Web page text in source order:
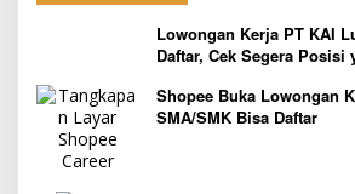
Lowongan Kerja PT KAI
Daftar, Cek Segera Posisi
Shopee Buka Lowongan
SMA/SMK Bisa Daftar